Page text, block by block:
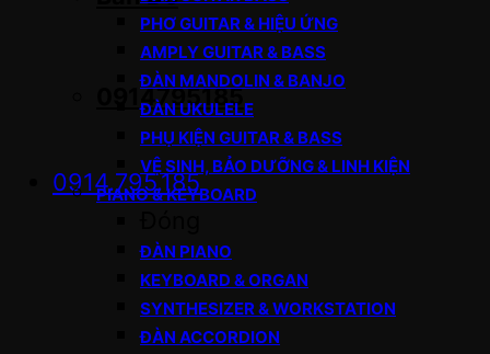
0914795185
0914.795.185
PHƠ GUITAR & HIỆU ỨNG
AMPLY GUITAR & BASS
ĐÀN MANDOLIN & BANJO
ĐÀN UKULELE
PHỤ KIỆN GUITAR & BASS
VỆ SINH, BẢO DƯỠNG & LINH KIỆN
PIANO & KEYBOARD
ĐÀN PIANO
KEYBOARD & ORGAN
SYNTHESIZER & WORKSTATION
ĐÀN ACCORDION